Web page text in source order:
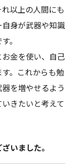
以上の人間にも
身が武器や知識
。
金を使い、自己
。これからも勉
を増やせるよう
きたいと考えて
いました。